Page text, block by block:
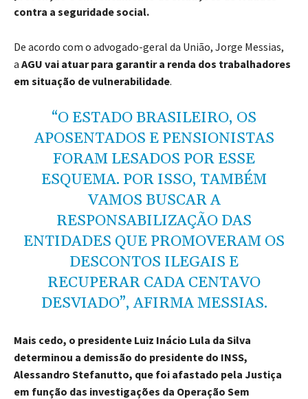
contra a seguridade social.
De acordo com o advogado-geral da União, Jorge Messias,
a AGU vai atuar para garantir a renda dos trabalhadores
em situação de vulnerabilidade.
“O ESTADO BRASILEIRO, OS
APOSENTADOS E PENSIONISTAS
FORAM LESADOS POR ESSE
ESQUEMA. POR ISSO, TAMBÉM
VAMOS BUSCAR A
RESPONSABILIZAÇÃO DAS
ENTIDADES QUE PROMOVERAM OS
DESCONTOS ILEGAIS E
RECUPERAR CADA CENTAVO
DESVIADO”, AFIRMA MESSIAS.
Mais cedo, o presidente Luiz Inácio Lula da Silva
determinou a demissão do presidente do INSS,
Alessandro Stefanutto, que foi afastado pela Justiça
em função das investigações da Operação Sem